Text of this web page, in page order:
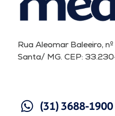
Rua Aleomar Baleeiro,
Santa/ MG. CEP:
(31) 3688-1900